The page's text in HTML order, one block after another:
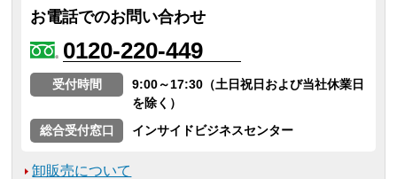
お電話でのお問い合わせ
0120-220-449
受付時間
9:00～17:30（土日祝日および当社休業日
を除く）
総合受付窓口
インサイドビジネスセンター
卸販売について